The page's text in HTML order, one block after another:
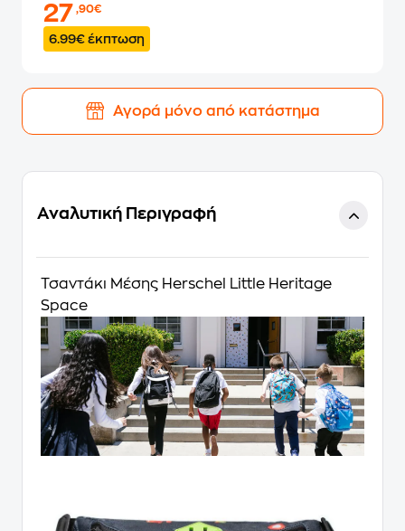
27,90€
6.99€ έκπτωση
Αγορά μόνο από κατάστημα
Αναλυτική Περιγραφή
Τσαντάκι Μέσης Herschel Little Heritage
Space